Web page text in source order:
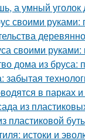
а умный уголок
своими руками:
своими
дома из
в парках
из
пластиковой
истоки и